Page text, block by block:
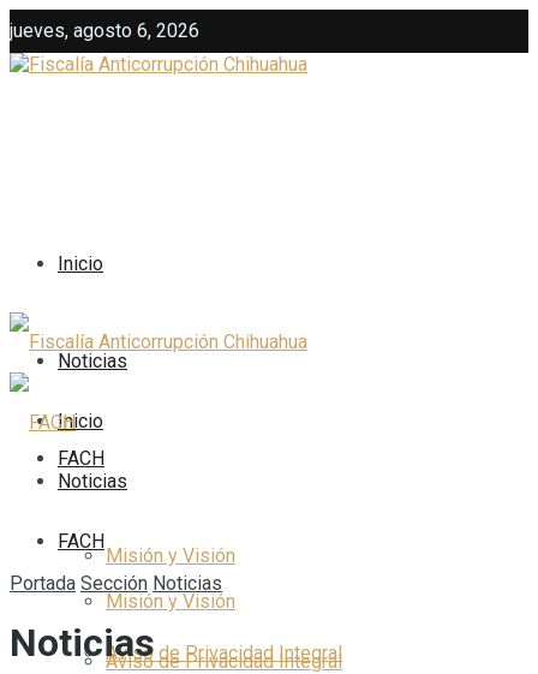
jueves, agosto 6, 2026
Inicio
Noticias
FACH
Misión y Visión
Aviso de Privacidad Integral
Inicio
Noticias
FACH
Misión y Visión
Aviso de Privacidad Integral
Portada Sección Noticias
Noticias